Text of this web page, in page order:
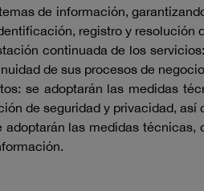
de información,
registro y resolución
continuada de los
de sus procesos de
se adoptarán las medidas
de seguridad y privacidad,
adoptarán las medidas